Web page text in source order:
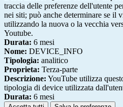
traccia delle preferenze dell'utente
nei siti; può anche determinare se il
utilizzando la nuova o la vecchia
Youtube.
Durata: 6 mesi
Nome: DEVICE_INFO
Tipologia: analitico
Proprieta: Terza-parte
Descrizione: YouTube utilizza
tipologia di device utilizzata
Durata: 6 mesi